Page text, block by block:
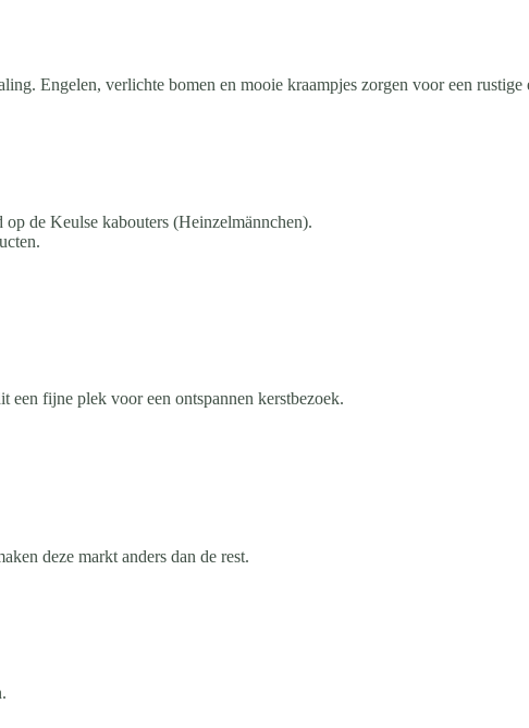
Engelen, verlichte bomen en mooie kraampjes zorgen voor een rustige
de Keulse kabouters (Heinzelmännchen).
een fijne plek voor een ontspannen kerstbezoek.
deze markt anders dan de rest.